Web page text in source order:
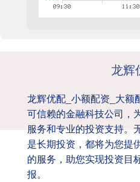
龙辉
龙辉优配_小额配资_大额
可信赖的金融科技公司，
服务和专业的投资支持。
是长期投资，都将为您提
的服务，助您实现投资目
报。